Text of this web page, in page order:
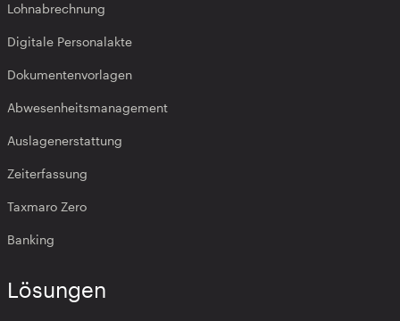
Lohnabrechnung
Digitale Personalakte
Dokumentenvorlagen
Abwesenheitsmanagement
Auslagenerstattung
Zeiterfassung
Taxmaro Zero
Banking
Lösungen